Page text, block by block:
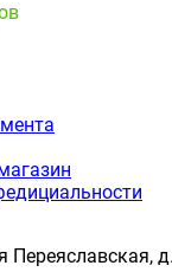
Переяславская,